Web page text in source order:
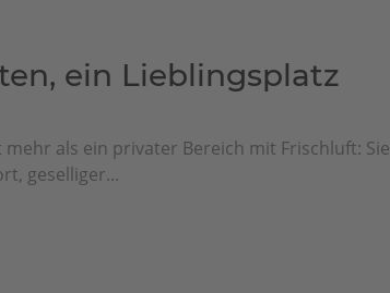
ein Lieblingsplatz
als ein privater Bereich mit Frischluft: Sie
geselliger...